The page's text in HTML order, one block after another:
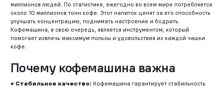
миллионов людей. По статистике, ежегодно во всем мире потребляется
около 10 миллионов тонн кофе. Этот напиток ценят за его способность
улучшать концентрацию, поднимать настроение и бодрить.
Кофемашина, в свою очередь, является инструментом, который
помогает извлечь максимум пользы и удовольствия из каждой чашки
кофе.
Почему кофемашина важна
Стабильное качество: Кофемашина гарантирует стабильность